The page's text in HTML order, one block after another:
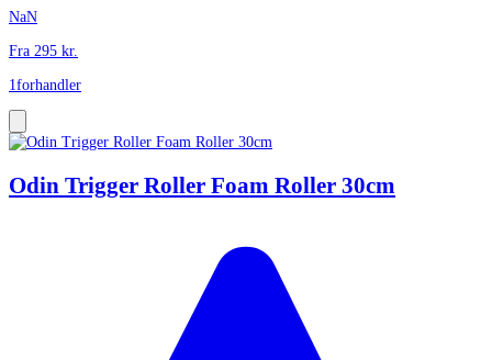
NaN
Fra 295 kr.
1forhandler
Odin Trigger Roller Foam Roller 30cm